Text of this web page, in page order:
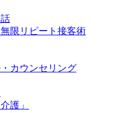
限リピート接客術
カウンセリング
護」